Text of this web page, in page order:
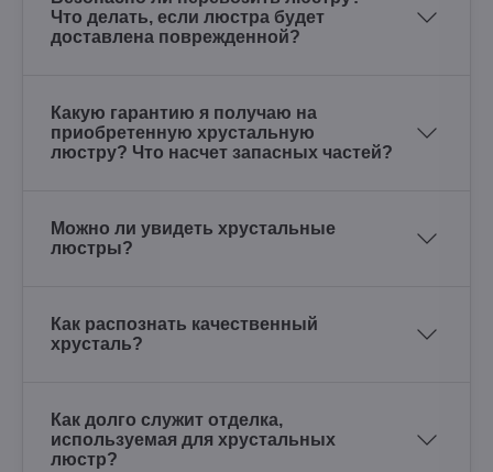
Что делать, если люстра будет
доставлена поврежденной?
Какую гарантию я получаю на
приобретенную хрустальную
люстру? Что насчет запасных частей?
Можно ли увидеть хрустальные
люстры?
Как распознать качественный
хрусталь?
Как долго служит отделка,
используемая для хрустальных
люстр?